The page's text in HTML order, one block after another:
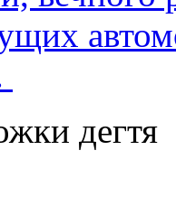
дегтя